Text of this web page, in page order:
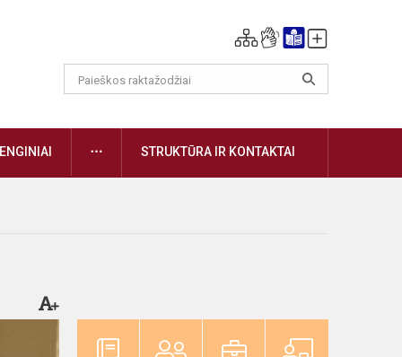
DAUGIAUSTRUKTŪRA IR KONTAKTAI